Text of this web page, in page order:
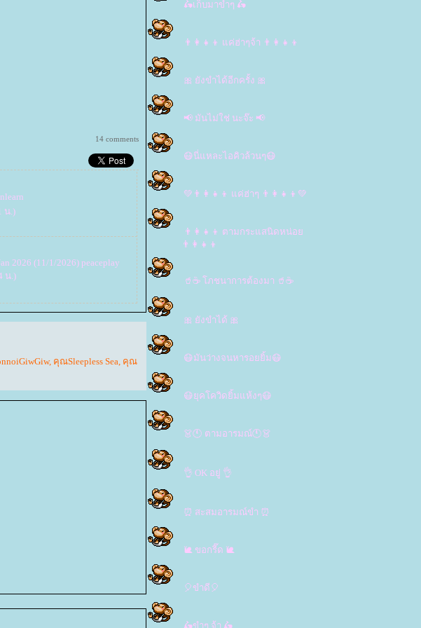
14 comments
น.)
2026 (11/1/2026)peaceplay
น.)
, คุณSleepless Sea, คุณ
🛵เก็บมาขำๆ 🛵
👨‍👩‍👧‍👦 แค่ฮ่าๆจ้า 👨‍👩‍👧‍👦
🎀 ยังขำได้อีกครั้ง 🎀
📢 มันไม่ใช่ นะจ๊ะ 📢
😷นี่แหละไอคิวล้วนๆ😷
💚👨‍👩‍👧‍👦 แค่ฮ่าๆ 👨‍👩‍👧‍👦💚
👨‍👩‍👧‍👦 ตามกระแสนิดหน่อ
👨‍👩‍👧‍👦
🥤☕ โภชนาการต้องมา 🥤☕
🎀 ยังขำได้ 🎀
😷มันว่างจนหารอยยิ้ม😷
😷ยุคโควิดยิ้มแห้งๆ😷
👗🕚 ตามอารมณ์🕚👗
👌 OK อยู่ 👌
⏰ สะสมอารมณ์ขำ ⏰
🐌 ขอกรี๊ด 🐌
🎈ขำดี🎈
🛵ขำๆ จ้า 🛵